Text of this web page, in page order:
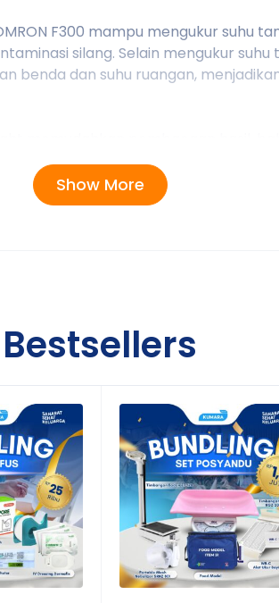
F300 mampu mengukur suhu
silang. Selain mengukur suhu
benda dan suhu ruangan,
pengguna melihat kembali
waktu ke waktu.
maupun fasilitas kesehatan
Show More
Bestsellers